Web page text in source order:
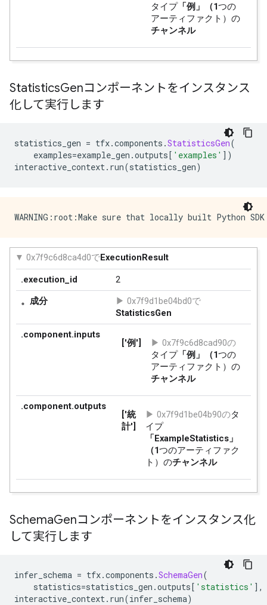
StatisticsGenコンポーネントをインスタンス
化して実行します
statistics_gen = tfx.components .StatisticsGen(
examples=example_gen .outputs[ 'examples' ])
interactive_context. run(statistics_gen)
SchemaGenコンポーネントをインスタンス化
して実行します
infer_schema = tfx.components .SchemaGen(
statistics=statistics_gen .outputs[ 'statistics' ],
interactive_context. run(infer_schema)